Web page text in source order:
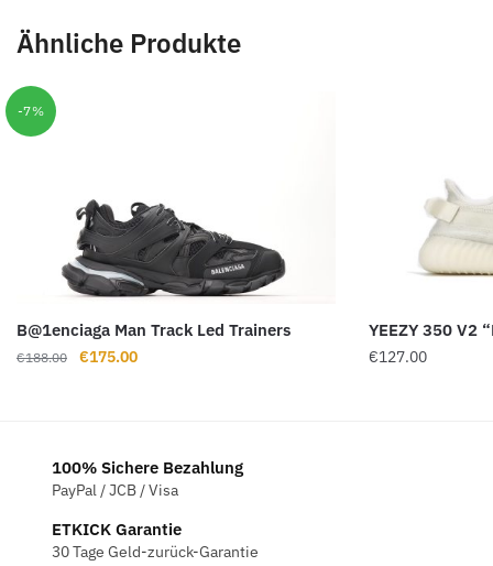
Ähnliche Produkte
-7%
B@1enciaga Man Track Led Trainers
€188.00
Ursprünglicher
€175.00Aktueller
YEEZY 350 V2
€127.00
100% Sichere Bezahlung
PayPal / JCB / Visa
ETKICK Garantie
30 Tage Geld-zurück-Garantie